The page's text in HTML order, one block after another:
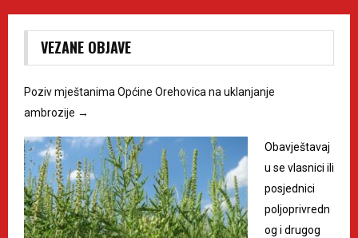
VEZANE OBJAVE
Poziv mještanima Općine Orehovica na uklanjanje
ambrozije →
Obavještavaj
u se vlasnici ili
posjednici
poljoprivredn
og i drugog